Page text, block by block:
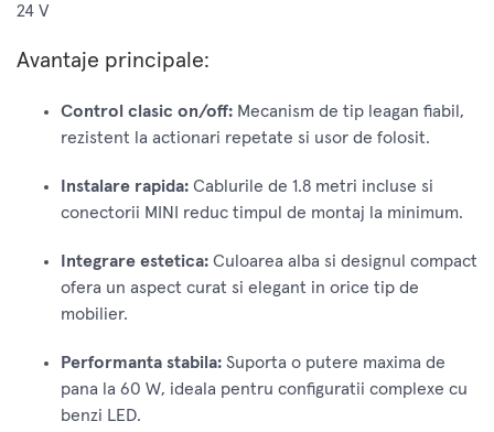
24 V
Avantaje principale:
Control clasic on/off: Mecanism de tip leagan fiabil,
rezistent la actionari repetate si usor de folosit.
Instalare rapida: Cablurile de 1.8 metri incluse si
conectorii MINI reduc timpul de montaj la minimum.
Integrare estetica: Culoarea alba si designul compact
ofera un aspect curat si elegant in orice tip de
mobilier.
Performanta stabila: Suporta o putere maxima de
pana la 60 W, ideala pentru configuratii complexe cu
benzi LED.